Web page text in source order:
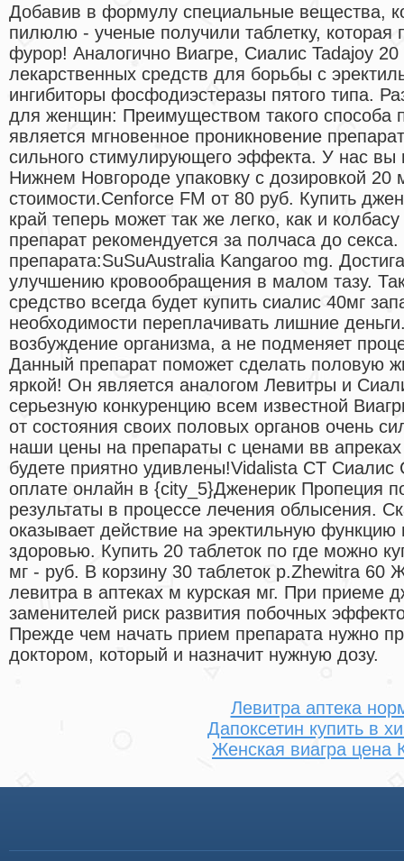
Добавив в формулу специальные вещества,
пилюлю - ученые получили таблетку, которая
фурор! Аналогично Виагре, Сиалис Tadajoy 20
лекарственных средств для борьбы с
ингибиторы фосфодиэстеразы пятого типа.
для женщин: Преимуществом такого способа
является мгновенное проникновение
сильного стимулирующего эффекта. У нас вы
Нижнем Новгороде упаковку с дозировкой 20
стоимости.Cenforce FM от 80 руб. Купить
край теперь может так же легко, как и
препарат рекомендуется за полчаса до
препарата:SuSuAustralia Kangaroo mg.
улучшению кровообращения в малом тазу.
средство всегда будет купить сиалис 40мг
необходимости переплачивать лишние
возбуждение организма, а не подменяет
Данный препарат поможет сделать половую
яркой! Он является аналогом Левитры и
серьезную конкуренцию всем известной
от состояния своих половых органов очень
наши цены на препараты с ценами вв
будете приятно удивлены!Vidalista CT
оплате онлайн в {city_5}Дженерик Пропеция
результаты в процессе лечения облысения.
оказывает действие на эректильную функцию
здоровью. Купить 20 таблеток по где можно
мг - руб. В корзину 30 таблеток р.Zhewitra
левитра в аптеках м курская мг. При приеме
заменителей риск развития побочных
Прежде чем начать прием препарата нужно
доктором, который и назначит нужную дозу.
Левитра аптека
Дапоксетин купить в
Женская виагра цена